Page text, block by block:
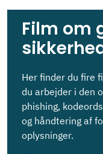
Film om
Her finder du fire
du arbejder i den
phishing,
og håndtering af
oplysninger.